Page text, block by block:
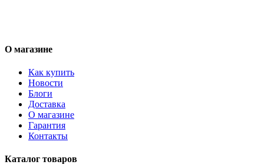
О магазине
Как купить
Новости
Блоги
Доставка
О магазине
Гарантия
Контакты
Каталог товаров